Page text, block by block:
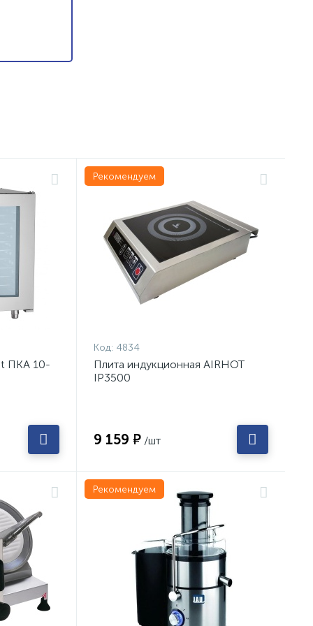
ПКА 10-
Рекомендуем
Код: 4834
Плита индукционная AIRHOT
IP3500
9 159 ₽ /шт
Рекомендуем